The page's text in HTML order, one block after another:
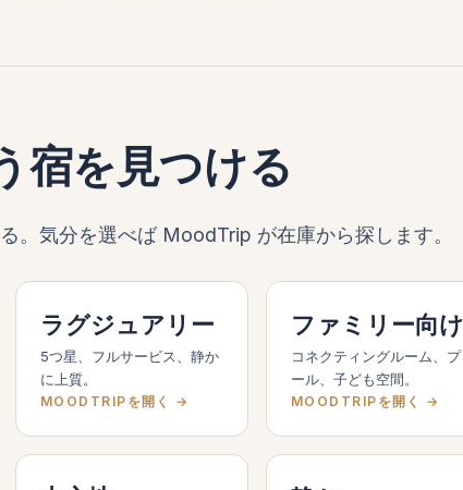
宿を見つける
。気分を選べば MoodTrip が在庫から探します。
ラグジュアリー
5つ星、フルサービス、静か
に上質。
MOODTRIPを開く →
ファミリー向け
コネクティングルーム、プ
ール、子ども空間。
MOODTRIPを開く →